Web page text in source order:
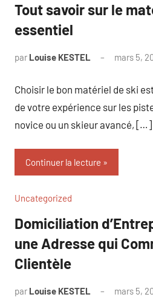
Tout savoir sur le
essentiel
par Louise KESTEL mars 5,
Choisir le bon matériel de ski
de votre expérience sur les
novice ou un skieur avancé, […]
Continuer la lecture
Uncategorized
Domiciliation
une Adresse qui
Clientèle
par Louise KESTEL mars 5,